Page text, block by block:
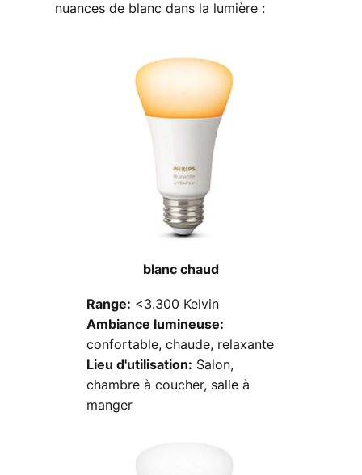
nuances de blanc dans la lumière :
blanc chaud
Range: <3.300 Kelvin
Ambiance lumineuse:
confortable, chaude, relaxante
Lieu d'utilisation: Salon,
chambre à coucher, salle à
manger